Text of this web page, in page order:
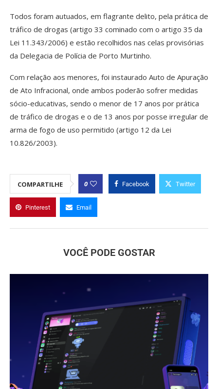
Todos foram autuados, em flagrante delito, pela prática de
tráfico de drogas (artigo 33 cominado com o artigo 35 da
Lei 11.343/2006) e estão recolhidos nas celas provisórias
da Delegacia de Polícia de Porto Murtinho.
Com relação aos menores, foi instaurado Auto de Apuração
de Ato Infracional, onde ambos poderão sofrer medidas
sócio-educativas, sendo o menor de 17 anos por prática
de tráfico de drogas e o de 13 anos por posse irregular de
arma de fogo de uso permitido (artigo 12 da Lei
10.826/2003).
COMPARTILHE 0 Facebook Twitter
Pinterest Email
VOCÊ PODE GOSTAR